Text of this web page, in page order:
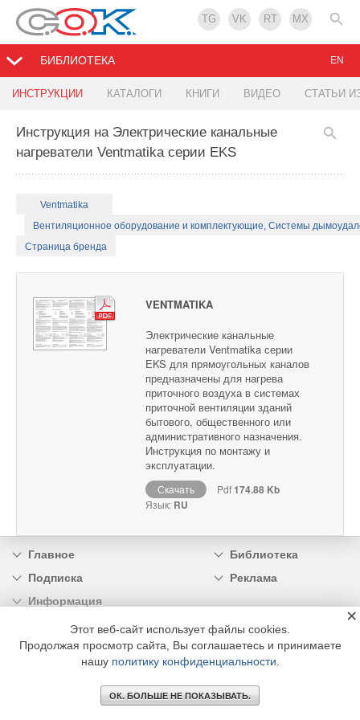
TG VK RT MX
БИБЛИОТЕКА
ИНСТРУКЦИИ КАТАЛОГИ КНИГИ ВИДЕО СТАТЬИ
EN
Инструкция на Электрические канальные
нагреватели Ventmatika серии EKS
Ventmatika
Вентиляционное оборудование и комплектующие, Системы
Страница бренда
VENTMATIKA
Электрические канальные
нагреватели Ventmatika серии
EKS для прямоугольных каналов
предназначены для нагрева
приточного воздуха в системах
приточной вентиляции зданий
бытового, общественного или
административного назначения.
Инструкция по монтажу и
эксплуатации.
Скачать Pdf174.88 Kb
Язык: RU
Главное
Библиотека
Подписка
Реклама
Информация
© 2002 - 2026 OOO Издательский дом «МЕДИА ТЕХНОЛОДЖИ» +7 (495) 665-00-
00
Этот веб-сайт использует файлы cookies.
Продолжая просмотр сайта, Вы соглашаетесь и принимаете
нашу политику конфиденциальности
ОК. БОЛЬШЕ НЕ ПОКАЗЫВАТЬ.
×